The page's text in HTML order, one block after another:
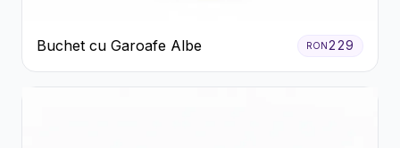
Buchet cu Garoafe Albe RON229